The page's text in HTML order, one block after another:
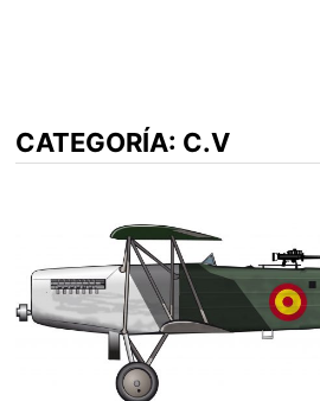
CATEGORÍA: C.V